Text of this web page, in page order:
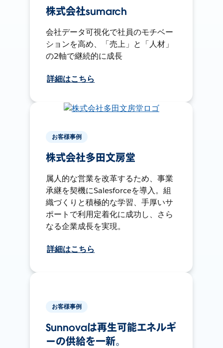
株式会社sumarch
会社データ可視化で社員のモチベー
ションを高め、「売上」と「人材」
の2軸で継続的に成長
詳細はこちら
お客様事例
株式会社多田文房堂
属人的な営業を改革するため、事業
承継を契機にSalesforceを導入。組
織づくりと積極的な学習、手厚いサ
ポートで利用定着化に成功し、さら
なる企業成長を実現。
詳細はこちら
お客様事例
Sunnovaは再生可能エネルギ
ーの供給を一新。